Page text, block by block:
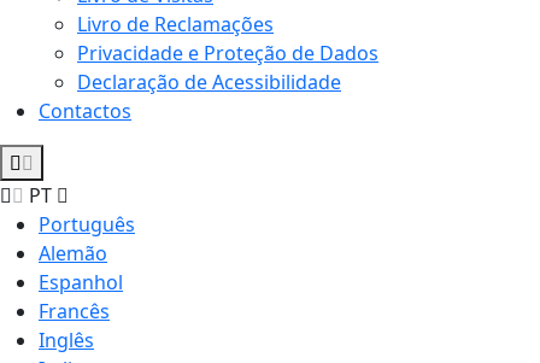
Livro de Reclamações
Privacidade e Proteção de Dados
Declaração de Acessibilidade
Contactos
PT
Português
Alemão
Espanhol
Francês
Inglês